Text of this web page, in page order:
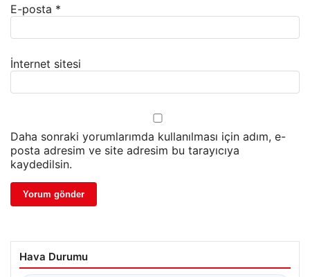
E-posta *
İnternet sitesi
Daha sonraki yorumlarımda kullanılması için adım, e-
posta adresim ve site adresim bu tarayıcıya
kaydedilsin.
Hava Durumu